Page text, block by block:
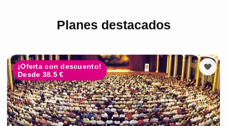
Planes destacados
¡Oferta con descuento!
Desde 38.5 €